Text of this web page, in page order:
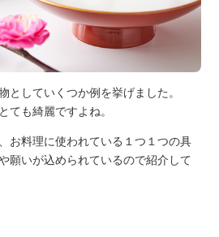
としていくつか例を挙げました。
ても綺麗ですよね。
お料理に使われている１つ１つの具
願いが込められているので紹介して